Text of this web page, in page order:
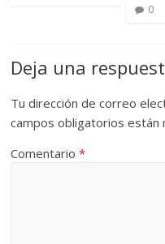
0
Deja una
Tu dirección de correo
campos obligatorios están
Comentario*